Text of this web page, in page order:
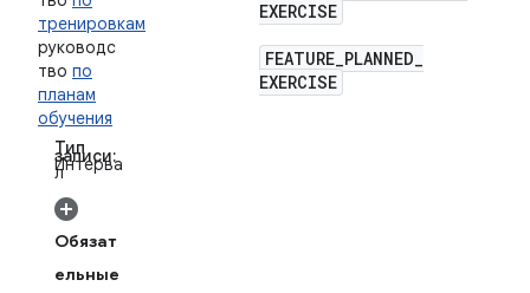
тренировкам
руководс
тво по
планам
обучения
Тип
записи:
Интерва
л
Обязат
ельные
EXERCISE
FEATURE_PLANNED_
EXERCISE